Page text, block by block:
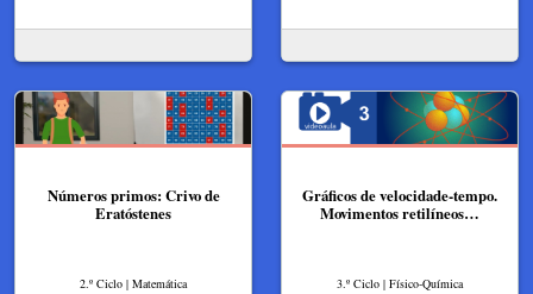
Números primos: Crivo de
Eratóstenes
2.º Ciclo | Matemática
Gráficos de velocidade-tempo.
Movimentos retilíneos…
3.º Ciclo | Físico-Química